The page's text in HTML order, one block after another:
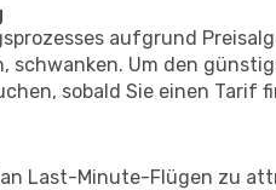
aufgrund
Um den
sobald Sie einen Tarif
Last-Minute-Flügen zu